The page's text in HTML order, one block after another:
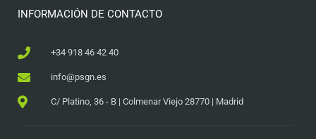
INFORMACIÓN DE CONTACTO
+34 918 46 42 40
info@psgn.es
C/ Platino, 36 - B | Colmenar Viejo 28770 | Madrid